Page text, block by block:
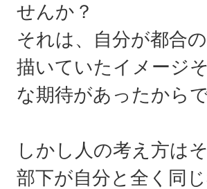
せんか？
それは、自分が都合
描いていたイメージ
な期待があったからで
しかし人の考え方は
部下が自分と全く同